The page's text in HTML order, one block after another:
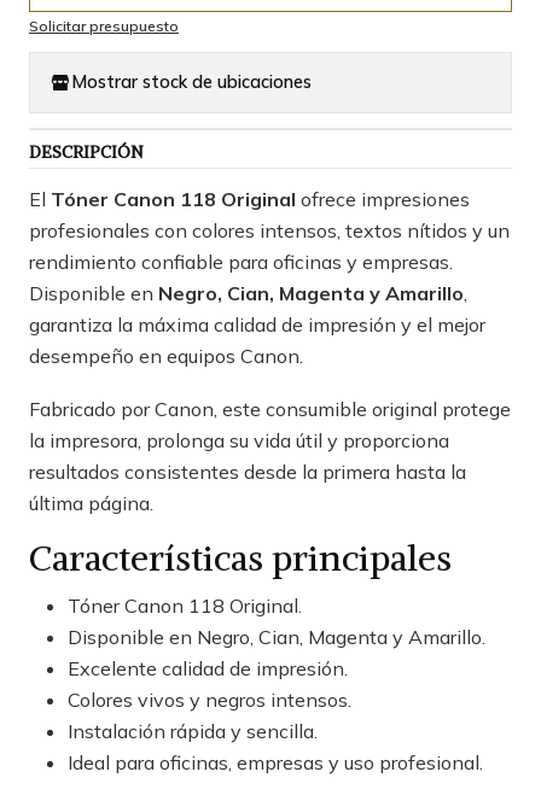
Solicitar presupuesto
Mostrar stock de ubicaciones
DESCRIPCIÓN
El Tóner Canon 118 Original ofrece impresiones
profesionales con colores intensos, textos nítidos y un
rendimiento confiable para oficinas y empresas.
Disponible en Negro, Cian, Magenta y Amarillo
garantiza la máxima calidad de impresión y el mejor
desempeño en equipos Canon.
Fabricado por Canon, este consumible original protege
la impresora, prolonga su vida útil y proporciona
resultados consistentes desde la primera hasta la
última página.
Características principales
Tóner Canon 118 Original.
Disponible en Negro, Cian, Magenta y Amarillo.
Excelente calidad de impresión.
Colores vivos y negros intensos.
Instalación rápida y sencilla.
Ideal para oficinas, empresas y uso profesional.